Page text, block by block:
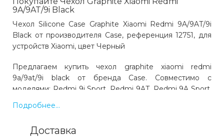
9A/9AT/9i Black
Чехол Silicone Case Graphite Xiaomi Redmi 9A/9AT/9i
Black от производителя Case, референция 12751, для
устройств Xiaomi, цвет Черный
Предлагаем купить чехол graphite xiaomi redmi
9a/9at/9i black от бренда Case. Совместимо с
моделями: Redmi 9i Sport, Redmi 9AT, Redmi 9A Sport,
Redmi 9A, Redmi 9i, с устройствами производства
Xiaomi. Цвет: черный. Код товара 12751. Выгодная цена
Подробнее...
Доставка